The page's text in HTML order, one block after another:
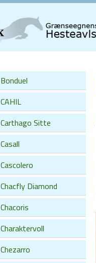
Bonduel
CAHIL
Carthago Sitte
Casall
Cascolero
Chacfly Diamond
Chacoris
Charaktervoll
Chezarro